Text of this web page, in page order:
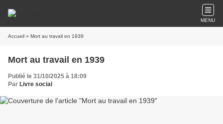
MENU
Accueil » Mort au travail en 1939
Mort au travail en 1939
Publié le 31/10/2025 à 18:09
Par Livre social